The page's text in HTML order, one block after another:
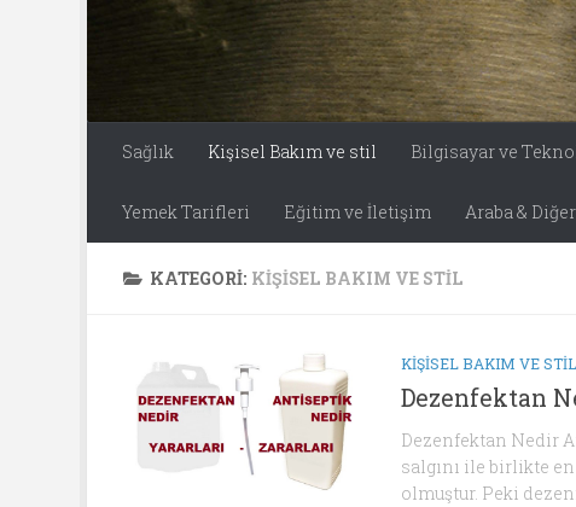
Sağlık Kişisel Bakım ve stil Bilgisayar ve
Yemek Tarifleri Eğitim ve İletişim Araba &
KATEGORI: KIŞISEL BAKIM VE STIL
KIŞISEL BAKIM VE STIL
Dezenfektan
Dezenfektan Nedir
salgını ile birlikte
olmuştur. Peki